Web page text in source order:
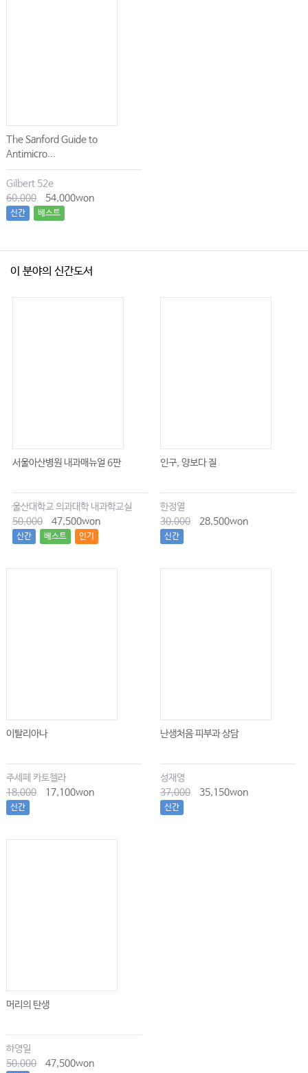
The Sanford Guide to
Antimicro...
Gilbert 52e
60,000
54,000won
신간 베스트
이 분야의 신간도서
서울아산병원 내과매뉴얼 6판
울산대학교 의과대학 내과학교실
50,000
47,500won
신간 베스트 인기
인구, 양보다 질
한정열
30,000
28,500won
신간
이탈리아나
주세페 카토첼라
18,000
17,100won
신간
난생처음 피부과 상담
성재영
37,000
35,150won
신간
머리의 탄생
하영일
50,000
47,500won